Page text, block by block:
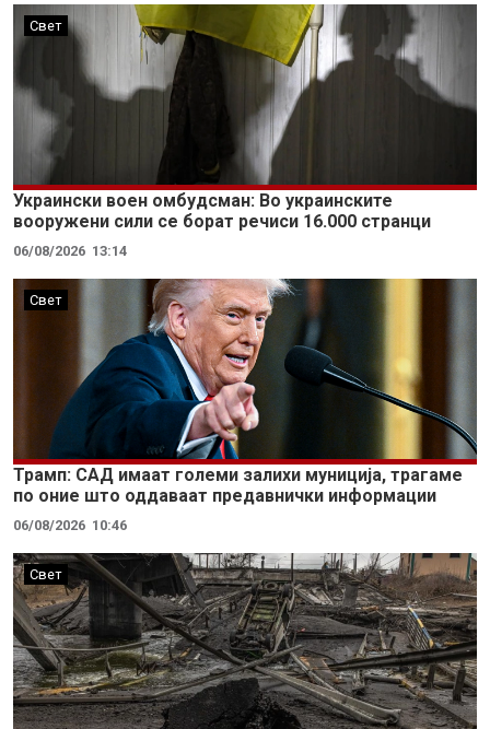
Свет
Украински воен омбудсман: Во украинските
вооружени сили се борат речиси 16.000 странци
06/08/2026 13:14
Свет
Трамп: САД имаат големи залихи муниција, трагаме
по оние што оддаваат предавнички информации
06/08/2026 10:46
Свет